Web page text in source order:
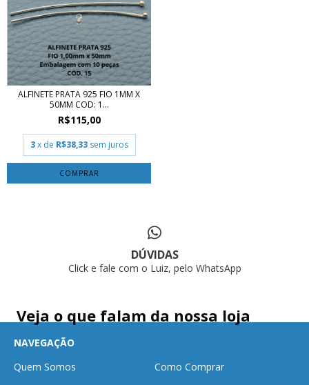
ALFINETE PRATA 925 FIO 1MM X
50MM COD: 1...
R$115,00
3 x de R$38,33 sem juros
COMPRAR
DÚVIDAS
Click e fale com o Luiz, pelo WhatsApp
Veja o que falam da nossa loja
NAVEGAÇÃO
Quem Somos
Como Comprar